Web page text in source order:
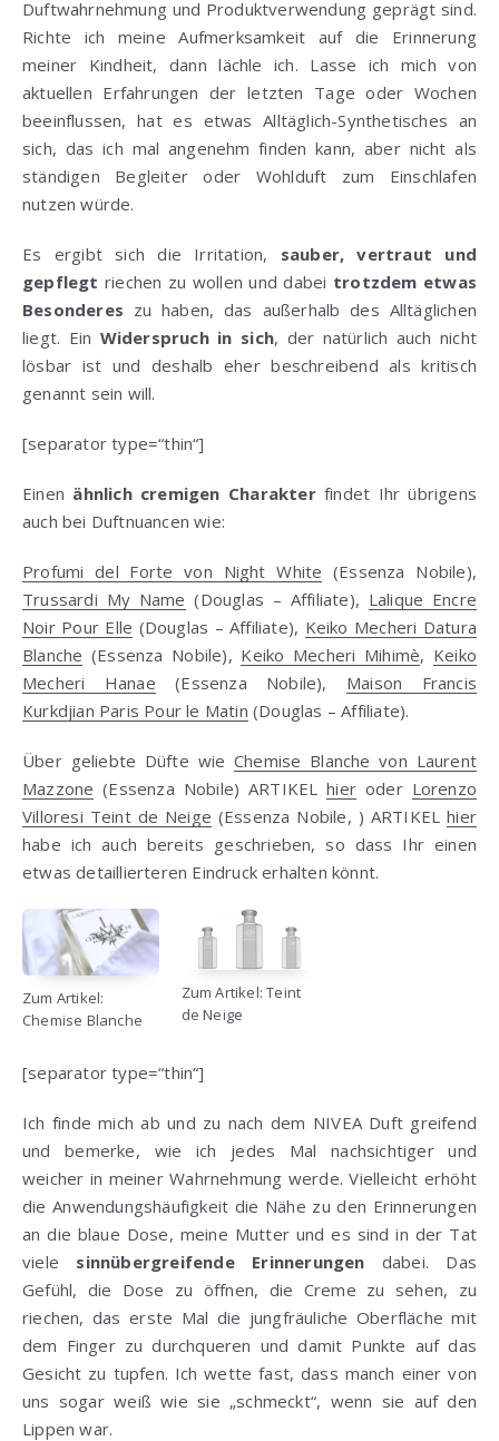
Duftwahrnehmung und Produktverwendung geprägt sind.
Richte ich meine Aufmerksamkeit auf die Erinnerung
meiner Kindheit, dann lächle ich. Lasse ich mich von
aktuellen Erfahrungen der letzten Tage oder Wochen
beeinflussen, hat es etwas Alltäglich-Synthetisches an
sich, das ich mal angenehm finden kann, aber nicht als
ständigen Begleiter oder Wohlduft zum Einschlafen
nutzen würde.
Es ergibt sich die Irritation, sauber, vertraut und
gepflegt riechen zu wollen und dabei trotzdem etwas
Besonderes zu haben, das außerhalb des Alltäglichen
liegt. Ein Widerspruch in sich, der natürlich auch nicht
lösbar ist und deshalb eher beschreibend als kritisch
genannt sein will.
[separator type=“thin“]
Einen ähnlich cremigen Charakterfindet Ihr übrigens
auch bei Duftnuancen wie:
Profumi del Forte von Night White (Essenza Nobile),
Trussardi My Name (Douglas – Affiliate), Lalique Encre
Noir Pour Elle (Douglas – Affiliate), Keiko Mecheri Datura
Blanche (Essenza Nobile), Keiko Mecheri Mihimè, Keiko
Mecheri Hanae (Essenza Nobile), Maison Francis
Kurkdjian Paris Pour le Matin (Douglas – Affiliate).
Über geliebte Düfte wie Chemise Blanche von Laurent
Mazzone (Essenza Nobile) ARTIKELhier oder Lorenzo
Villoresi Teint de Neige (Essenza Nobile, ) ARTIKELhier
habe ich auch bereits geschrieben, so dass Ihr einen
etwas detaillierteren Eindruck erhalten könnt.
Zum Artikel:
Chemise Blanche
Zum Artikel: Teint
de Neige
[separator type=“thin“]
Ich finde mich ab und zu nach dem NIVEA Duft greifend
und bemerke, wie ich jedes Mal nachsichtiger und
weicher in meiner Wahrnehmung werde. Vielleicht erhöht
die Anwendungshäufigkeit die Nähe zu den Erinnerungen
an die blaue Dose, meine Mutter und es sind in der Tat
viele sinnübergreifende Erinnerungen dabei. Das
Gefühl, die Dose zu öffnen, die Creme zu sehen, zu
riechen, das erste Mal die jungfräuliche Oberfläche mit
dem Finger zu durchqueren und damit Punkte auf das
Gesicht zu tupfen. Ich wette fast, dass manch einer von
uns sogar weiß wie sie „schmeckt“, wenn sie auf den
Lippen war.